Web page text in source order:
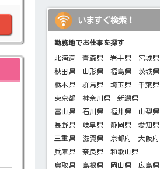
いますぐ検索！
勤務地でお仕事を探す
北海道 青森県 岩手県
宮城県
秋田県
山形県 福島県
茨城県
栃木県
群馬県 埼玉県
千葉県
東京都
神奈川県
新潟県
富山県
石川県 福井県
山梨県
長野県
岐阜県 静岡県
愛知県
三重県
滋賀県 京都府
大阪府
兵庫県
奈良県
和歌山県
鳥取県
島根県 岡山県
広島県